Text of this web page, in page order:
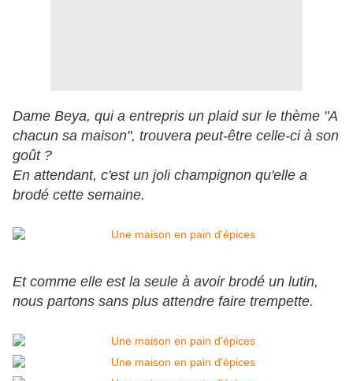
Dame Beya, qui a entrepris un plaid sur le thème "A
chacun sa maison", trouvera peut-être celle-ci à son
goût ?
En attendant, c'est un joli champignon qu'elle a
brodé cette semaine.
Et comme elle est la seule à avoir brodé un lutin,
nous partons sans plus attendre faire trempette.